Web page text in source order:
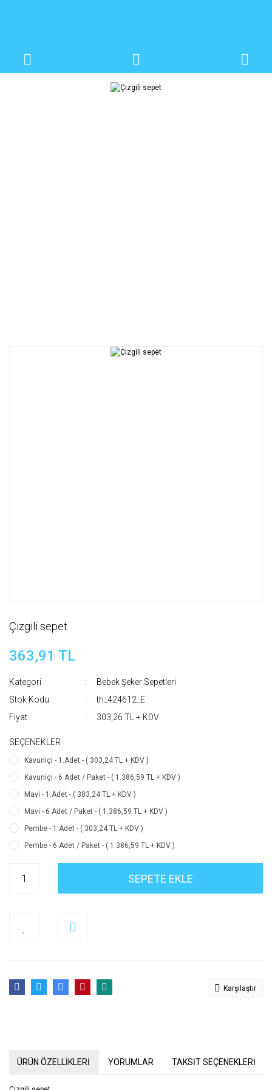
Çizgili sepet
363,91 TL
Kategori
Bebek Şeker Sepetleri
Stok Kodu
th_424612_E
Fiyat
303,26 TL + KDV
SEÇENEKLER
Kavuniçi - 1.Adet - ( 303,24 TL + KDV )
Kavuniçi - 6 Adet / Paket - ( 1.386,59 TL + KDV )
Mavi - 1.Adet - ( 303,24 TL + KDV )
Mavi - 6 Adet / Paket - ( 1.386,59 TL + KDV )
Pembe - 1.Adet - ( 303,24 TL + KDV )
Pembe - 6 Adet / Paket - ( 1.386,59 TL + KDV )
SEPETE EKLE
Karşılaştır
ÜRÜN ÖZELLİKLERİ YORUMLAR TAKSİT SEÇENEKLERİ